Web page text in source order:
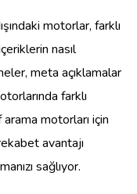
motorlar, farklı
nasıl
meta açıklamalar
farklı
motorları için
avantajı
sağlıyor.